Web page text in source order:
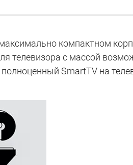
компактном
телевизора с массой
SmartTV на